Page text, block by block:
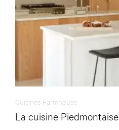
Cuisines Farmhouse
La cuisine Piedmontaise